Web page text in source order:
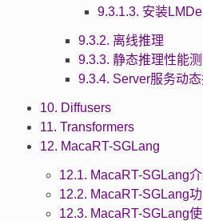
9.3.1.3. 安装
9.3.2. 离线推理
9.3.3. 静态推理性能
9.3.4. Server服务动
10. Diffusers
11. Transformers
12. MacaRT-SGLang
12.1. MacaRT-SGLang
12.2. MacaRT-SGLang
12.3. MacaRT-SGLang